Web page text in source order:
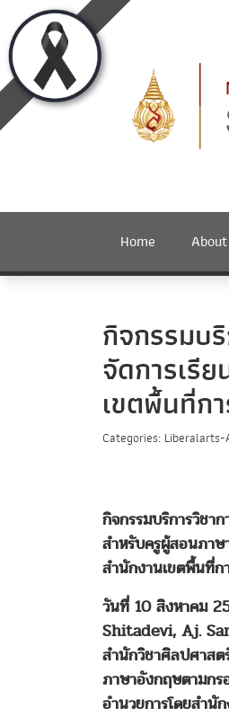
Home
กิจกรรมบ
จัดการเรี
เขตพื้นที่ก
Categories:
กิจกรรมบริการวิชา
สำหรับครูผู้สอนภาษ
สำนักงานเขตพื้นที่ก
วันที่ 10 สิงหาคม
Shitadevi, Aj.
สำนักวิชาศิลปศาสต
ภาษาอังกฤษตามกร
อำนวยการโดยสำนั